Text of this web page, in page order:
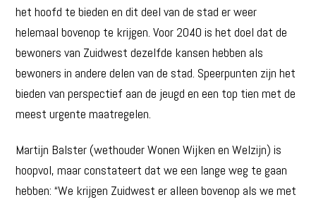
het hoofd te bieden en dit deel van de stad er weer
helemaal bovenop te krijgen. Voor 2040 is het doel dat de
bewoners van Zuidwest dezelfde kansen hebben als
bewoners in andere delen van de stad. Speerpunten zijn het
bieden van perspectief aan de jeugd en een top tien met de
meest urgente maatregelen.
Martijn Balster (wethouder Wonen Wijken en Welzijn) is
hoopvol, maar constateert dat we een lange weg te gaan
hebben: “We krijgen Zuidwest er alleen bovenop als we met